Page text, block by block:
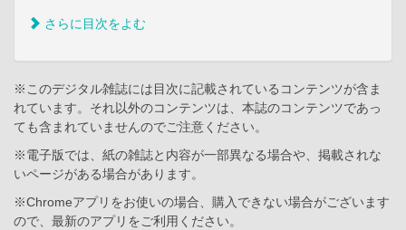
さらに目次をよむ
※このデジタル雑誌には目次に記載されているコンテンツが含ま
れています。それ以外のコンテンツは、本誌のコンテンツであっ
ても含まれていませんのでご注意ください。
※電子版では、紙の雑誌と内容が一部異なる場合や、掲載されな
いページがある場合があります。
※Chromeアプリをお使いの場合、購入できない場合がございます
ので、最新のアプリをご利用ください。